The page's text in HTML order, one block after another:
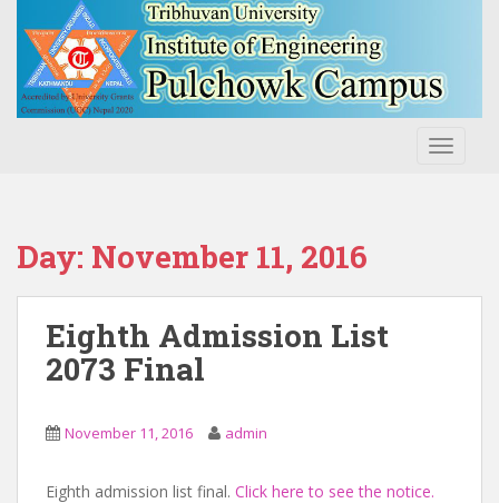
Day: November 11, 2016
Eighth Admission List
2073 Final
November 11, 2016 admin
Eighth admission list final. Click here to see the notice.